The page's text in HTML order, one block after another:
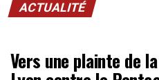
ACTUALITÉ
Vers une plainte de